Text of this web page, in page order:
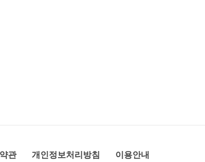
관 개인정보처리방침 이용안내